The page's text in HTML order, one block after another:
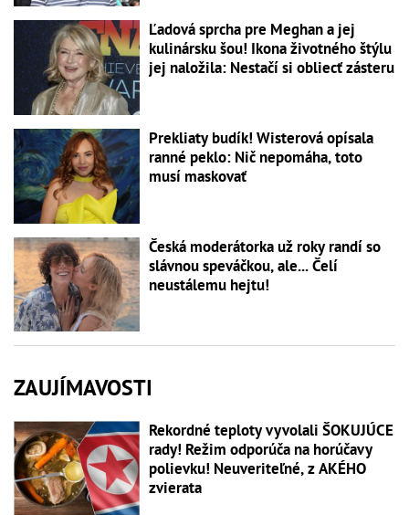
Ľadová sprcha pre Meghan a jej
kulinársku šou! Ikona životného štýlu
jej naložila: Nestačí si obliecť zásteru
Prekliaty budík! Wisterová opísala
ranné peklo: Nič nepomáha, toto
musí maskovať
Česká moderátorka už roky randí so
slávnou speváčkou, ale... Čelí
neustálemu hejtu!
ZAUJÍMAVOSTI
Rekordné teploty vyvolali ŠOKUJÚCE
rady! Režim odporúča na horúčavy
polievku! Neuveriteľné, z AKÉHO
zvierata